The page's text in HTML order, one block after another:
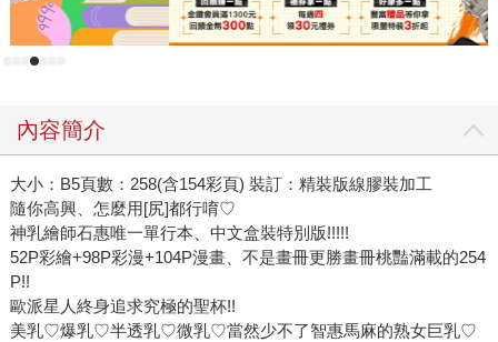
內容簡介
大小：B5頁數：258(含154彩頁) 裝訂：精裝版線膠裝加工
隨你高興、怎麼用[尻]都行唷♡
神乳繪師石惠唯一單行本、中文盒裝特別版!!!!!
52P彩繪+98P彩漫+104P漫畫、不是畫冊更勝畫冊桃豔滿載的254
P!!
歐派星人終身追求究極的聖杯!!
美乳♡爆乳♡半透乳♡微乳♡當然少不了智惠馬麻的熟女巨乳♡